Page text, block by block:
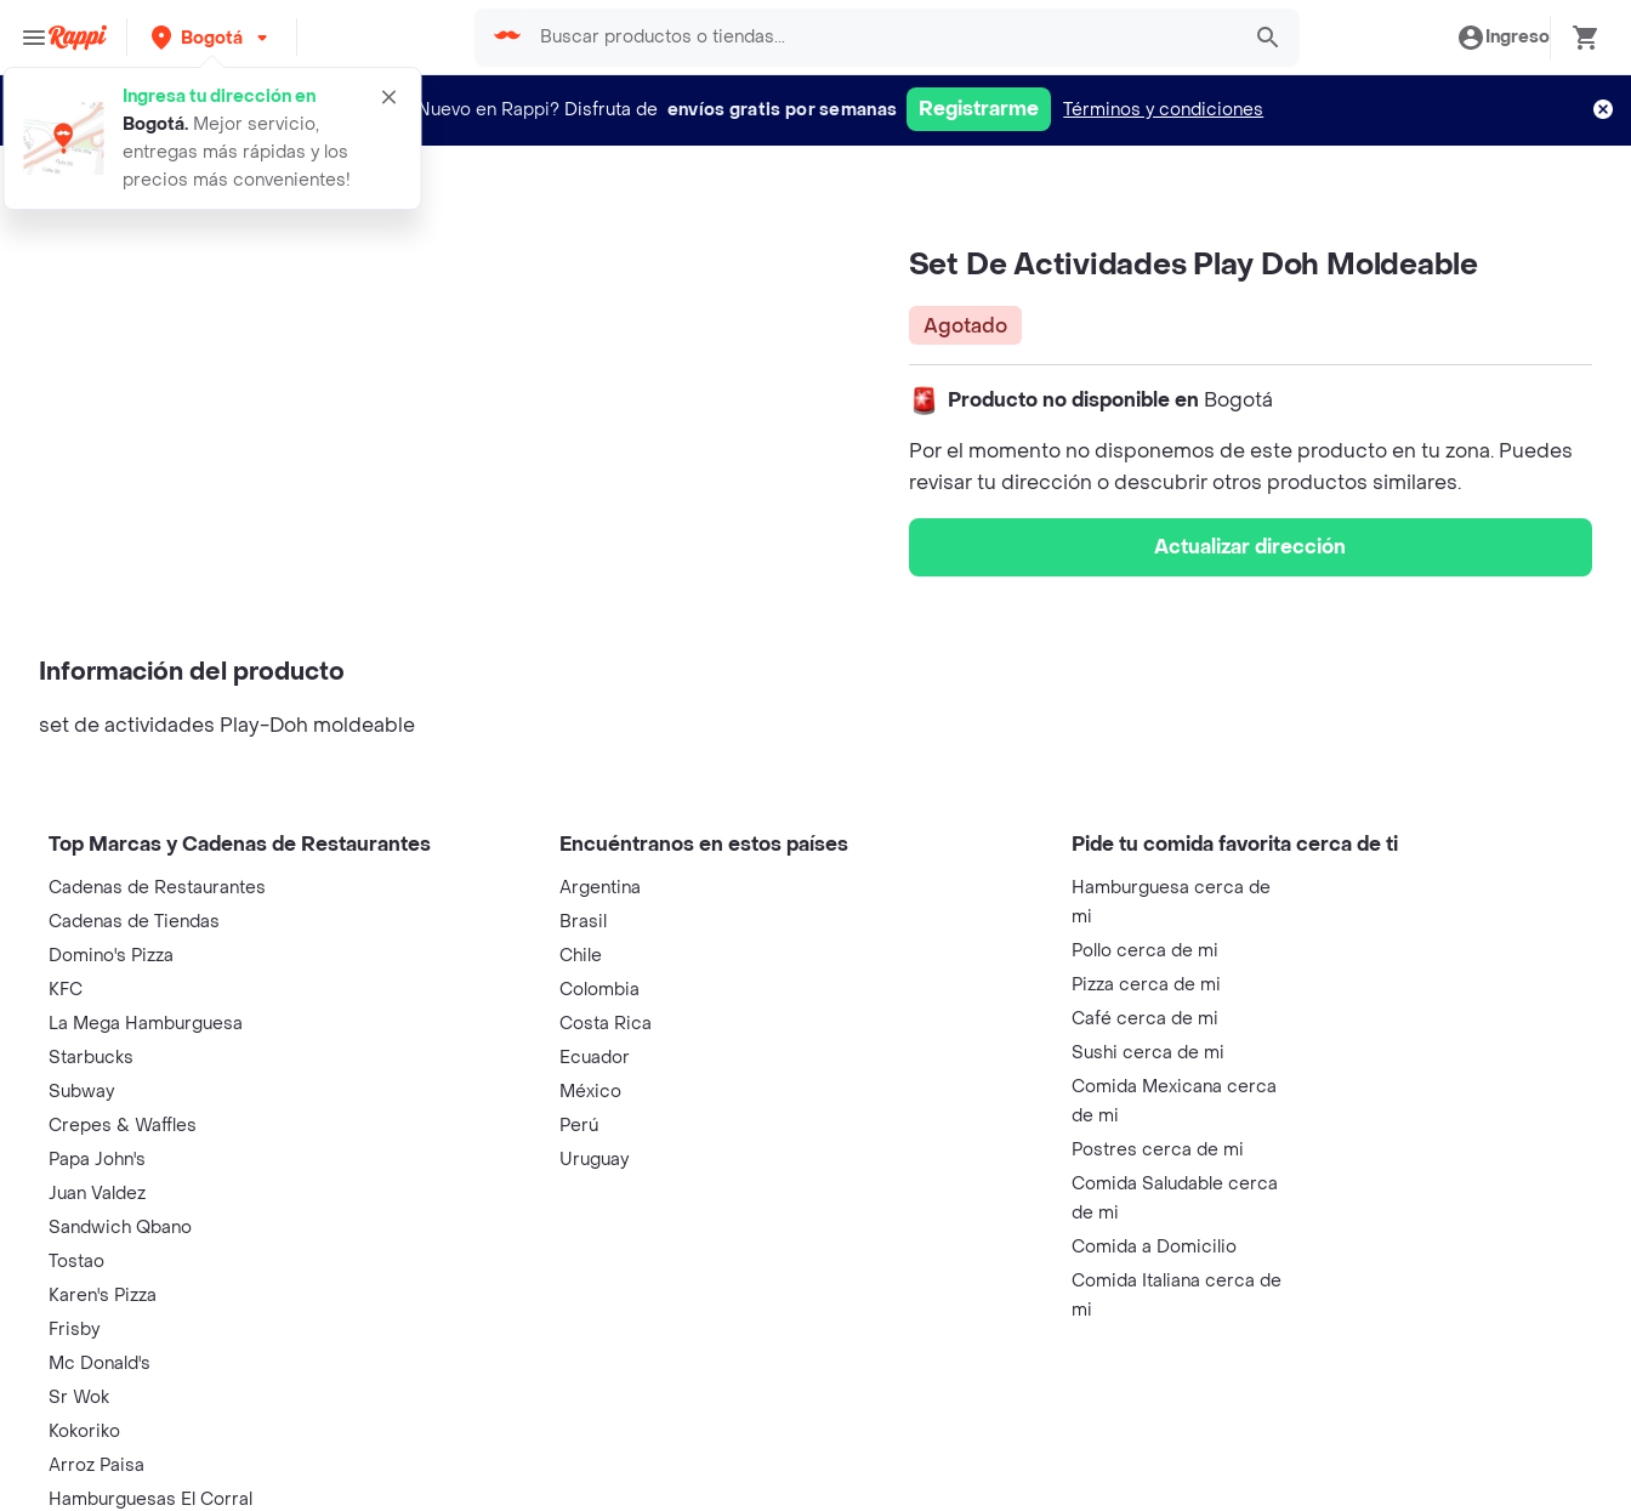
Bogotá
Ingresa tu dirección en
Bogotá. Mejor servicio,
entregas más rápidas y los
precios más convenientes!
Ingreso
¿Nuevo en Rappi? Disfruta de envíos gratis por semanas Registrarme Términos y condiciones
set de actividades play doh moldeab
Set De Actividades Play Doh Moldeable
Agotado
Producto no disponible en Bogotá
Por el momento no disponemos de este producto en tu zona. Puedes
revisar tu dirección o descubrir otros productos similares.
Actualizar dirección
Información del producto
set de actividades Play-Doh moldeable
Top Marcas y Cadenas de Restaurantes
Cadenas de Restaurantes
Cadenas de Tiendas
Domino's Pizza
KFC
La Mega Hamburguesa
Starbucks
Subway
Crepes & Waffles
Papa John's
Juan Valdez
Sandwich Qbano
Tostao
Karen's Pizza
Frisby
Mc Donald's
Sr Wok
Kokoriko
Arroz Paisa
Hamburguesas El Corral
Encuéntranos en estos países
Argentina
Brasil
Chile
Colombia
Costa Rica
Ecuador
México
Perú
Uruguay
Pide tu comida favorita cerca de ti
Hamburguesa cerca de
mi
Pollo cerca de mi
Pizza cerca de mi
Café cerca de mi
Sushi cerca de mi
Comida Mexicana cerca
de mi
Postres cerca de mi
Comida Saludable cerca
de mi
Comida a Domicilio
Comida Italiana cerca de
mi